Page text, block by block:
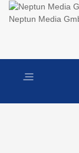
Neptun Media